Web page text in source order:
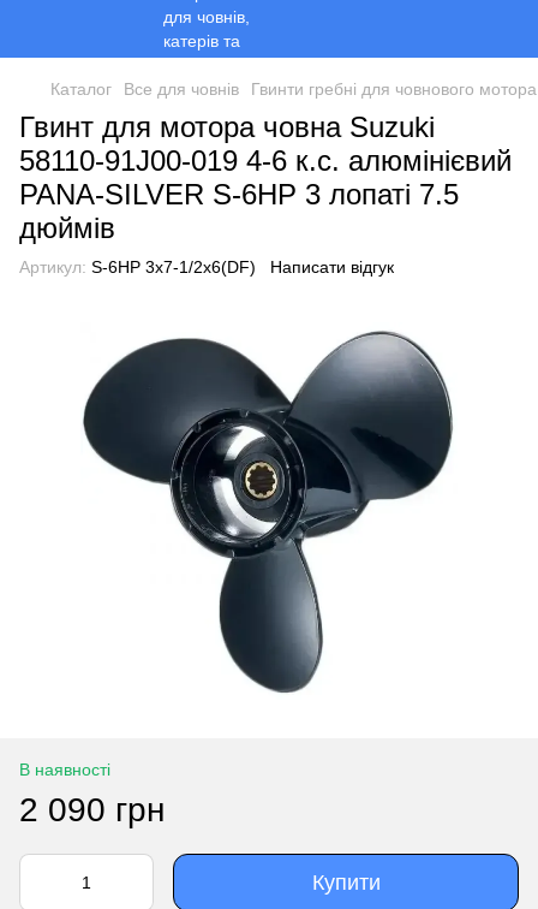
Каталог Все для човнів Гвинти гребні для човнового мотора
Гвинт для мотора човна Suzuki
58110-91J00-019 4-6 к.с. алюмінієвий
PANA-SILVER S-6HP 3 лопаті 7.5
дюймів
Артикул: S-6HP 3x7-1/2x6(DF) Написати відгук
В наявності
2 090 грн
Купити